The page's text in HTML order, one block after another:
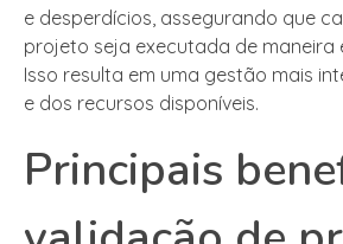
e desperdícios, assegurando que
projeto seja executada de maneira
Isso resulta em uma gestão mais
e dos recursos disponíveis.
Principais